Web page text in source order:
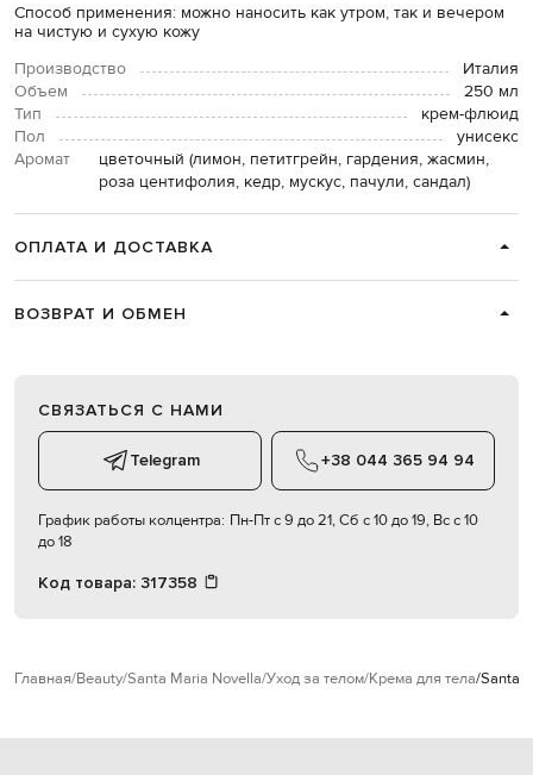
Способ применения: можно наносить как утром, так и вечером
на чистую и сухую кожу
Производство
Италия
Объем
250 мл
Тип
крем-флюид
Пол
унисекс
Аромат
цветочный (лимон, петитгрейн, гардения, жасмин,
роза центифолия, кедр, мускус, пачули, сандал)
ОПЛАТА И ДОСТАВКА
ВОЗВРАТ И ОБМЕН
СВЯЗАТЬСЯ С НАМИ
Telegram +38 044 365 94 94
График работы колцентра: Пн-Пт с 9 до 21, Сб с 10 до 19, Вс с 10
до 18
Код товара: 317358
Главная Beauty Santa Maria Novella Уход за телом Крема для тела Santa